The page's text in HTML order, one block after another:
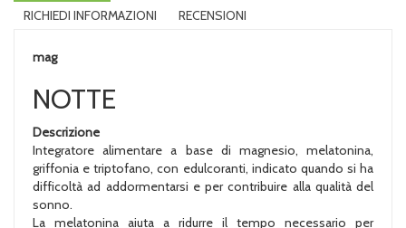
RICHIEDI INFORMAZIONI
RECENSIONI
mag
NOTTE
Descrizione
Integratore alimentare a base di magnesio, melatonina,
griffonia e triptofano, con edulcoranti, indicato quando si ha
difficoltà ad addormentarsi e per contribuire alla qualità del
sonno.
La melatonina aiuta a ridurre il tempo necessario per